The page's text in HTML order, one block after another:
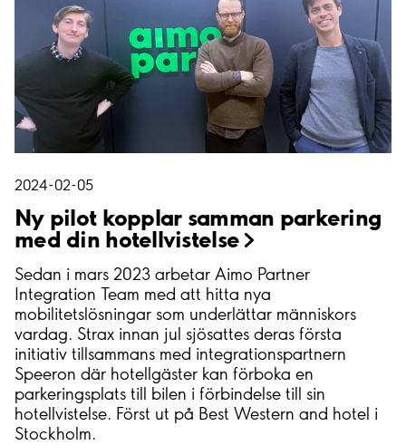
2024-02-05
Ny pilot kopplar samman parkering
med din hotellvistelse
Sedan i mars 2023 arbetar Aimo Partner
Integration Team med att hitta nya
mobilitetslösningar som underlättar människors
vardag. Strax innan jul sjösattes deras första
initiativ tillsammans med integrationspartnern
Speeron där hotellgäster kan förboka en
parkeringsplats till bilen i förbindelse till sin
hotellvistelse. Först ut på Best Western and hotel i
Stockholm.